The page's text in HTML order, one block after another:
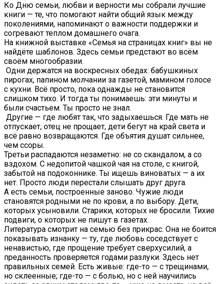
Ко Дню семьи, любви и верности мы собрали лучшие
книги — те, что помогают найти общий язык между
поколениями, напоминают о важности поддержки и
согревают теплом домашнего очага.
На книжной выставке «Семья на страницах книг» вы не
найдёте шаблонов. Здесь семьи предстают во всём
своём многообразии.
️ Одни держатся на воскресных обедах: бабушкиных
пирогах, папином молчании за газетой, мамином голосе
с кухни. Всё просто, пока однажды не становится
слишком тихо. И тогда ты понимаешь: эти минуты и
были счастьем. Ты просто не знал.
️ Другие — где любят так, что задыхаешься. Где мать не
отпускает, отец не прощает, дети бегут на край света и
всё равно возвращаются. Где объятия душат сильнее,
чем ссоры.
Третьи распадаются незаметно: не со скандалом, а со
вздохом. С недопитой чашкой чая на столе, с книгой,
забытой на подоконнике. Ты ищешь виноватых — а их
нет. Просто люди перестали слышать друг друга.
А есть семьи, построенные заново. Чужие люди
становятся родными не по крови, а по выбору. Дети,
которых усыновили. Старики, которых не бросили. Тихие
подвиги, о которых не пишут в газетах.
Литература смотрит на семью без прикрас. Она не боится
показывать изнанку — ту, где любовь соседствует с
ненавистью, где прощение требует сверхусилий, а
преданность проверяется годами разлуки. Здесь нет
правильных семей. Есть живые: где-то — с трещинами,
но склеенные; где-то — с болью, но с ней научились